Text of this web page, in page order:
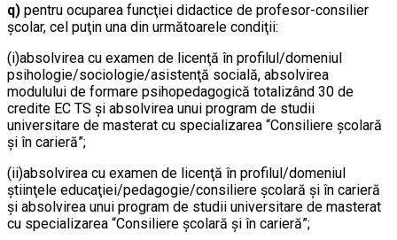
q) pentru ocuparea funcţiei didactice de profesor-consilier
şcolar, cel puţin una din următoarele condiţii:
(i)absolvirea cu examen de licenţă în profilul/domeniul
psihologie/sociologie/asistenţă socială, absolvirea
modulului de formare psihopedagogică totalizând 30 de
credite EC TS şi absolvirea unui program de studii
universitare de masterat cu specializarea “Consiliere şcolară
şi în carieră”;
(ii)absolvirea cu examen de licenţă în profilul/domeniul
ştiinţele educaţiei/pedagogie/consiliere şcolară şi în carieră
şi absolvirea unui program de studii universitare de masterat
cu specializarea “Consiliere şcolară şi în carieră”;